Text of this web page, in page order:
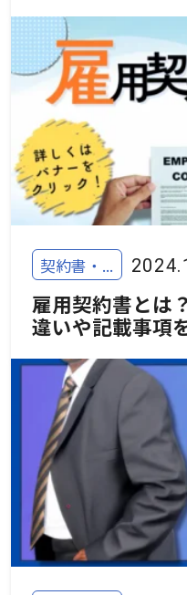
契約書・...
雇用契約書とは
違いや記載事項